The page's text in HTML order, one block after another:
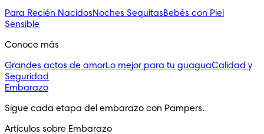
Para Recién NacidosNoches SequitasBebés con Piel
Sensible
Conoce más
Grandes actos de amorLo mejor para tu guaguaCalidad y
Seguridad
Embarazo
Sigue cada etapa del embarazo con Pampers.
Artículos sobre Embarazo